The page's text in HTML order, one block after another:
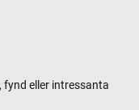
fynd eller intressanta